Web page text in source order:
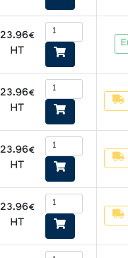
23.96€
HT
23.96€
HT
23.96€
HT
23.96€
HT